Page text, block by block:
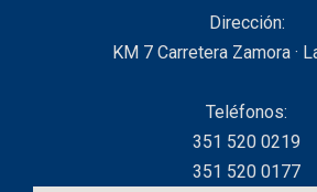
Dirección:
KM 7 Carretera Zamora ·
Teléfonos:
351 520 0219
351 520 0177